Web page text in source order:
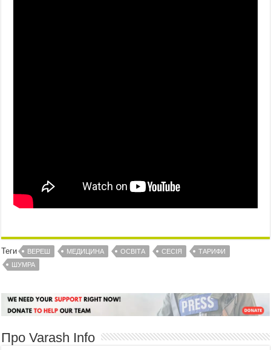
Теги ВЕРЕШ МЕДИЦИНА ОСВІТА СЕСІЯ
ТАРИФИ
ШУМРА
Про Varash Info